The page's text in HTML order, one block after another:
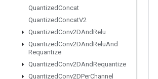
QuantizedConcat
QuantizedConcatV2
QuantizedConv2DAndRelu
QuantizedConv2DAndReluAnd
Requantize
QuantizedConv2DAndRequantize
QuantizedConv2DPerChannel